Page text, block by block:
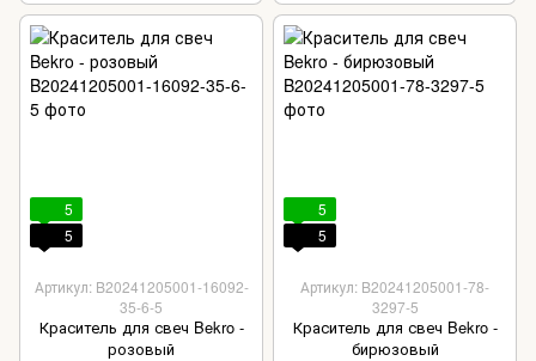
5
5
Артикул: B20241205001-16092-
35-6-5
Краситель для свеч Bekro -
розовый
5
5
Артикул: B20241205001-78-
3297-5
Краситель для свеч Bekro -
бирюзовый